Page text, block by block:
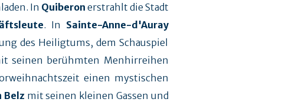
In Quiberon erstrahlt die Stadt
. In Sainte-Anne-d'Auray
des Heiligtums, dem Schauspiel
seinen berühmten Menhirreihen
einen mystischen
Belz mit seinen kleinen Gassen und